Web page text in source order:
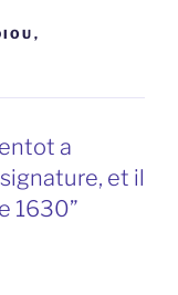
,
a
et il
1630”